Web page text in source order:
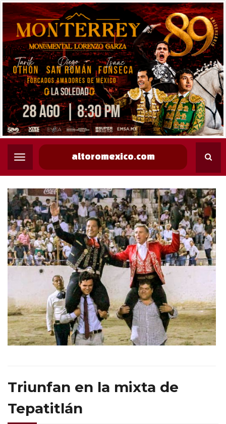
altoromexico.com
Triunfan en la mixta de
Tepatitlán